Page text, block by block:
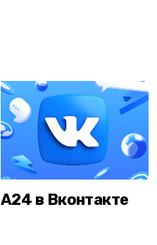
А24 в Вконтакте